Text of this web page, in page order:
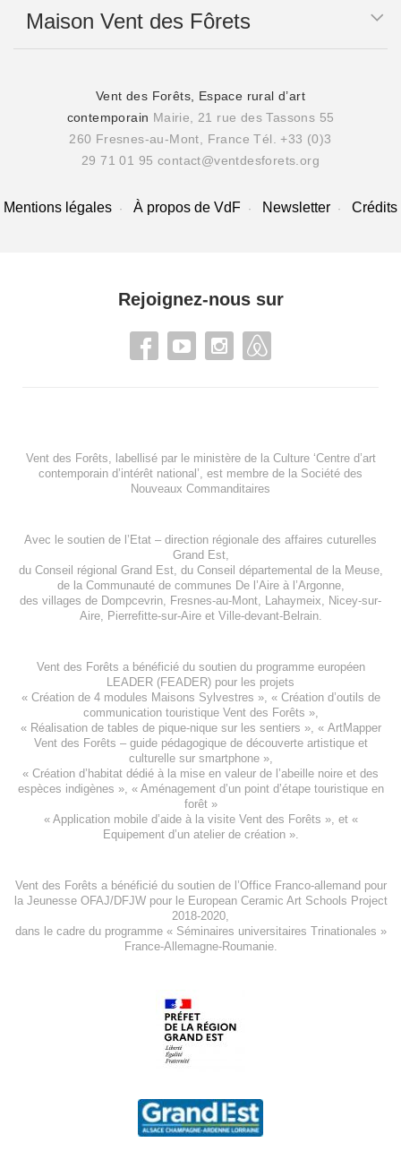
Maison Vent des Fôrets
Vent des Forêts, Espace rural d’art
contemporain Mairie, 21 rue des Tassons 55
260 Fresnes-au-Mont, France Tél. +33 (0)3
29 71 01 95 contact@ventdesforets.org
Mentions légales À propos de VdF Newsletter Crédits
Rejoignez-nous sur
Vent des Forêts, labellisé par le ministère de la Culture ‘Centre d’art
contemporain d’intérêt national’, est membre de la Société des
Nouveaux Commanditaires
Avec le soutien de l’Etat – direction régionale des affaires cuturelles
Grand Est,
du Conseil régional Grand Est, du Conseil départemental de la Meuse,
de la Communauté de communes De l’Aire à l’Argonne,
des villages de Dompcevrin Fresnes-au-Mont Lahaymeix
Nicey-sur-
Aire, Pierrefitte-sur-Aireet Ville-devant-Belrain.
Vent des Forêts a bénéficié du soutien du programme européen
LEADER (FEADER) pour les projets
« Création de 4 modules Maisons Sylvestres », « Création d’outils de
communication touristique Vent des Forêts »,
« Réalisation de tables de pique-nique sur les sentiers », « ArtMapper
Vent des Forêts – guide pédagogique de découverte artistique et
culturelle sur smartphone »,
« Création d’habitat dédié à la mise en valeur de l’abeille noire et des
espèces indigènes », « Aménagement d’un point d’étape touristique en
forêt»
« Application mobile d’aide à la visite Vent des Forêts », et «
Equipement d’un atelier de création».
Vent des Forêts a bénéficié du soutien de l’Office Franco-allemand pour
la Jeunesse OFAJ/DFJWpour leEuropean Ceramic Art Schools Project
2018-2020
dans le cadre du programme « Séminaires universitaires Trinationales »
France-Allemagne-Roumanie.